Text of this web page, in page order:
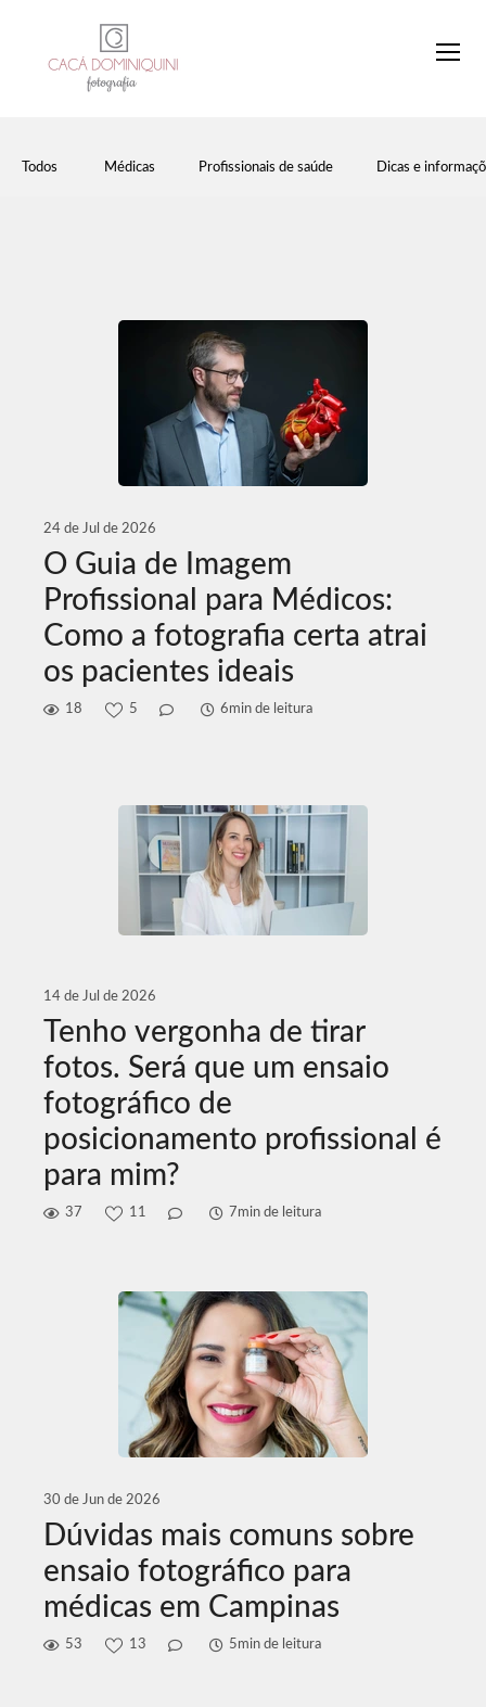
Todos Médicas Profissionais de saúde Dicas e
24 de Jul de 2026
O Guia de Imagem
Profissional para Médicos:
Como a fotografia certa atrai
os pacientes ideais
18 5 6min de leitura
14 de Jul de 2026
Tenho vergonha de tirar
fotos. Será que um ensaio
fotográfico de
posicionamento profissional é
para mim?
37 11 7min de leitura
30 de Jun de 2026
Dúvidas mais comuns sobre
ensaio fotográfico para
médicas em Campinas
53 13 5min de leitura